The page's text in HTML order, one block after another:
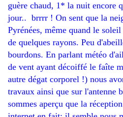
guère chaud, 1* la nuit encore
jour.. brrrr ! On sent que la
Pyrénées, même quand le
de quelques rayons. Peu
bourdons. En parlant météo
de vent ayant décoiffé le faîte
autre dégat corporel !) nous
travaux ainsi que sur l'antenne
sommes aperçu que la